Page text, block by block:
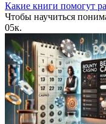
Какие книги помогут
Чтобы научиться
05к.